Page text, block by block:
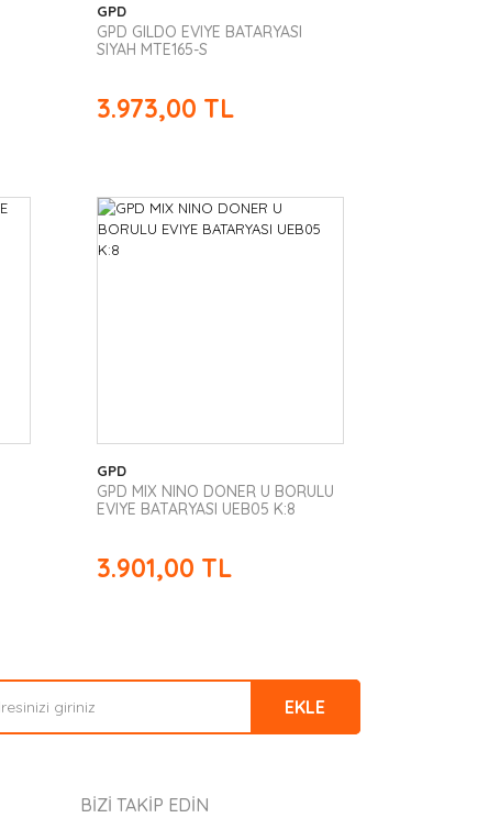
GPD
GPD GILDO EVIYE BATARYASI
SIYAH MTE165-S
3.973,00 TL
GPD
GPD MIX NINO DONER U BORULU
EVIYE BATARYASI UEB05 K:8
3.901,00 TL
EKLE
BİZİ TAKİP EDİN